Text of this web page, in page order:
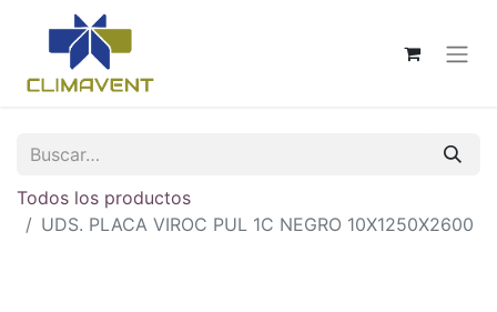
Todos los productos
UDS. PLACA VIROC PUL 1C NEGRO 10X1250X2600